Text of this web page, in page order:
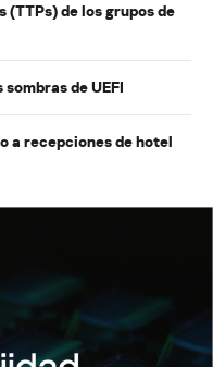
de los grupos de
de UEFI
a recepciones de hotel